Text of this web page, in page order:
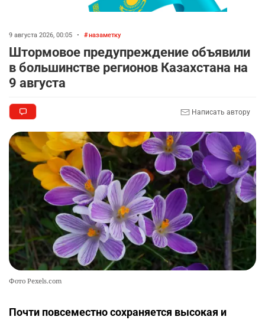
9 августа 2026, 00:05 • назаметку
Штормовое предупреждение объявили
в большинстве регионов Казахстана на
9 августа
Написать автору
Фото Pexels.com
Почти повсеместно сохраняется высокая и